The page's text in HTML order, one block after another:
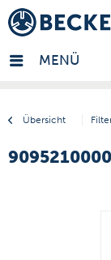
MENÜ
Übersicht
- DE